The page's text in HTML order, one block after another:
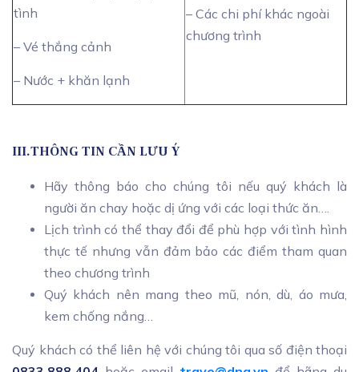
tình
– Vé thắng cảnh
– Nước + khăn lạnh
– Các chi phí khác ngoài
chương trình
III.THÔNG TIN CẦN LƯU Ý
Hãy thông báo cho chúng tôi nếu quý khách là
người ăn chay hoặc dị ứng với các loại thức ăn….
Lịch trình có thể thay đổi để phù hợp với tình hình
thực tế nhưng vẫn đảm bảo các điểm tham quan
theo chương trình
Quý khách nên mang theo mũ, nón, dù, áo mưa,
kem chống nắng…
Quý khách có thể liên hệ với chúng tôi qua số điện thoại